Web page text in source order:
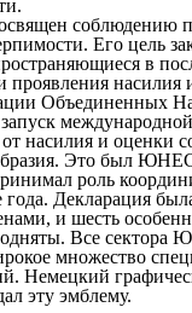
соблюдению
Его цель
в
проявления насилия
Объединенных
насилия и оценки
Это был
роль
года. Декларация
и шесть
Все
множество
Немецкий
эту эмблему.